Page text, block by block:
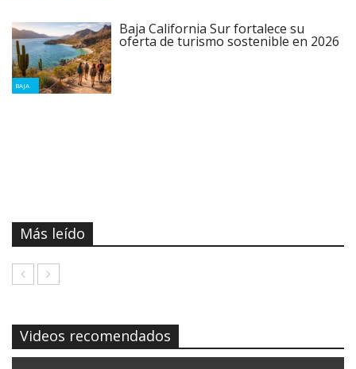
BAJA
Baja California Sur fortalece su
oferta de turismo sostenible en 2026
Más leído
Videos recomendados